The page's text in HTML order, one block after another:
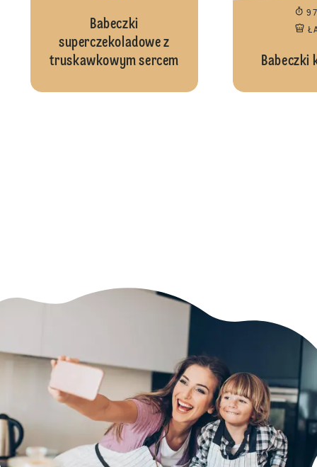
Babeczki
superczekoladowe z
truskawkowym sercem
Babeczki